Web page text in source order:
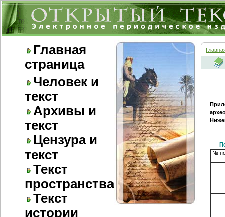
Главная
страница
Человек и
текст
Архивы и
текст
Цензура и
текст
Текст
пространства
Текст
истории
№